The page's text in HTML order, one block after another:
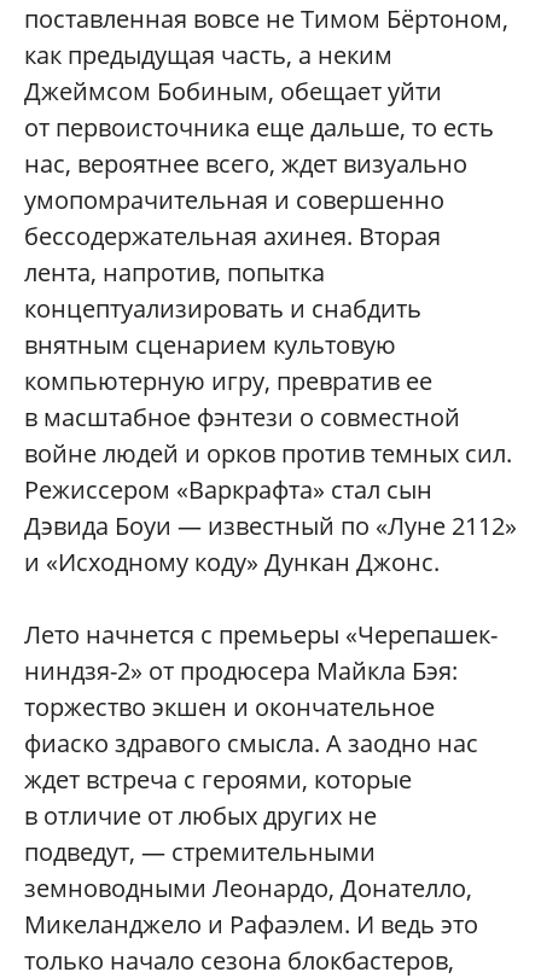
поставленная вовсе не Тимом Бёртоном,
как предыдущая часть, а неким
Джеймсом Бобиным, обещает уйти
от первоисточника еще дальше, то есть
нас, вероятнее всего, ждет визуально
умопомрачительная и совершенно
бессодержательная ахинея. Вторая
лента, напротив, попытка
концептуализировать и снабдить
внятным сценарием культовую
компьютерную игру, превратив ее
в масштабное фэнтези о совместной
войне людей и орков против темных сил.
Режиссером «Варкрафта» стал сын
Дэвида Боуи — известный по «Луне 2112»
и «Исходному коду» Дункан Джонс.
Лето начнется с премьеры «Черепашек-
ниндзя-2» от продюсера Майкла Бэя:
торжество экшен и окончательное
фиаско здравого смысла. А заодно нас
ждет встреча с героями, которые
в отличие от любых других не
подведут, — стремительными
земноводными Леонардо, Донателло,
Микеланджело и Рафаэлем. И ведь это
только начало сезона блокбастеров,